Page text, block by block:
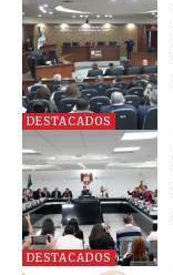
DESTACADOS
DESTACADOS